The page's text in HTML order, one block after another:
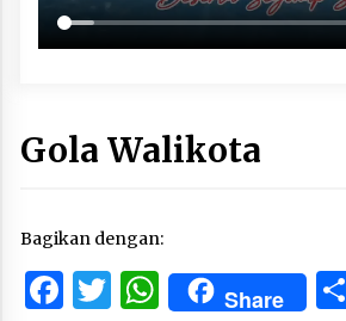
Gola Walikota
Bagikan dengan:
Facebook
Twitter
WhatsApp
Share